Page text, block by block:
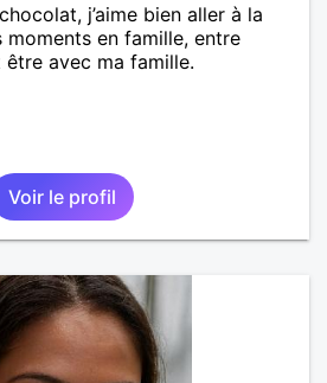
j’aime bien aller à la
en famille, entre
avec ma famille.
Voir le profil